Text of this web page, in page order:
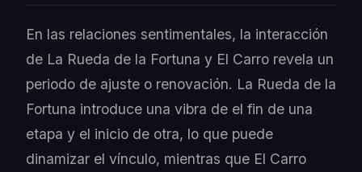
En las relaciones sentimentales, la interacción
de La Rueda de la Fortuna y El Carro revela un
periodo de ajuste o renovación. La Rueda de la
Fortuna introduce una vibra de el fin de una
etapa y el inicio de otra, lo que puede
dinamizar el vínculo, mientras que El Carro